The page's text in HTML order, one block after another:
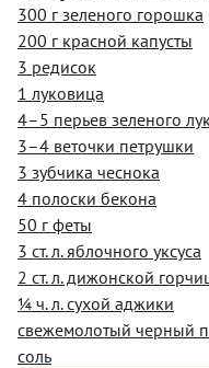
300 г зеленого горошка
200 г красной капусты
3 редисок
1 луковица
4–5 перьев зеленого
3–4 веточки петрушки
3 зубчика чеснока
4 полоски бекона
50 г феты
3 ст. л. яблочного уксуса
2 ст. л. дижонской
¼ ч. л. сухой аджики
свежемолотый черный
соль